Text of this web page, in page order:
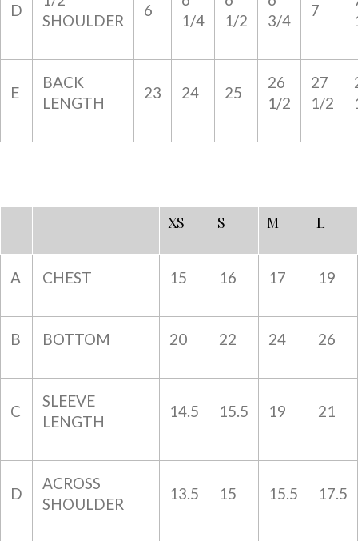
D
SHOULDER
6
1/4
1/2
3/4
7
E
BACK
LENGTH
23 24 25
26
1/2
27
1/2
XS S M L
A CHEST 15 16 17 19
B BOTTOM 20 22 24 26
C
SLEEVE
LENGTH
14.5 15.5 19 21
D
ACROSS
SHOULDER
13.5 15 15.5 17.5